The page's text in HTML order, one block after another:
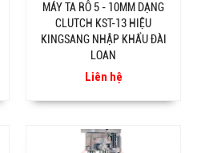
MÁY TA RÔ 5 - 10MM DẠNG
CLUTCH KST-13 HIỆU
KINGSANG NHẬP KHẨU ĐÀI
LOAN
Liên hệ